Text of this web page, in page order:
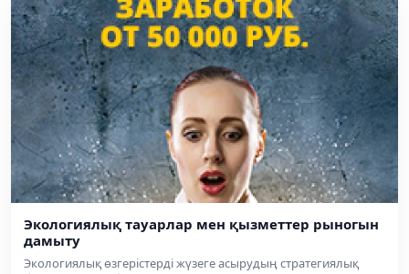
Экологиялық тауарлар мен қызметтер рыногын
дамыту
Экологиялық өзгерістерді жүзеге асырудың стратегиялық